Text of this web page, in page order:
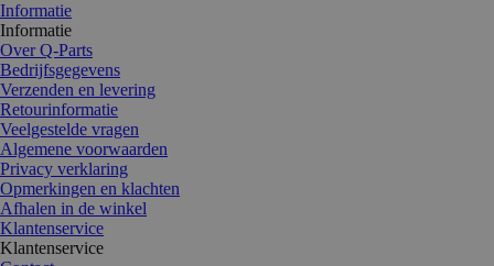
Informatie
Informatie
Over Q-Parts
Bedrijfsgegevens
Verzenden en levering
Retourinformatie
Veelgestelde vragen
Algemene voorwaarden
Privacy verklaring
Opmerkingen en klachten
Afhalen in de winkel
Klantenservice
Klantenservice